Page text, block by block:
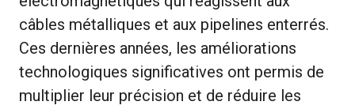
câbles métalliques et aux pipelines enterrés.
Ces dernières années, les améliorations
technologiques significatives ont permis de
multiplier leur précision et de réduire les